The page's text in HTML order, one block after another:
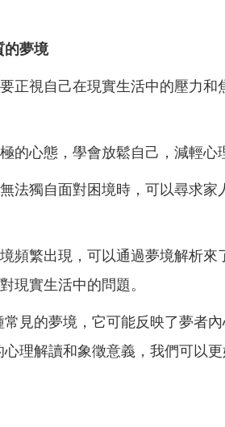
的夢境
要正視自己在現實生活中的壓力
極的心態，學會放鬆自己，減輕心
法獨自面對困境時，可以尋求家
頻繁出現，可以通過夢境解析來
現實生活中的問題。
見的夢境，它可能反映了夢者
理解讀和象徵意義，我們可以